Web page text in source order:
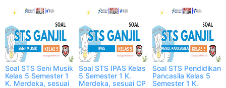
Soal STS Seni Musik
Kelas 5 Semester 1
K. Merdeka, sesuai
Soal STS IPAS Kelas
5 Semester 1 K.
Merdeka, sesuai CP
Soal STS Pendidikan
Pancasila Kelas 5
Semester 1 K.